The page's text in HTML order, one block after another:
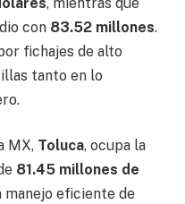
con 83.52 millones.
fichajes de alto
tanto en lo
MX, Toluca, ocupa la
81.45 millones de
manejo eficiente de